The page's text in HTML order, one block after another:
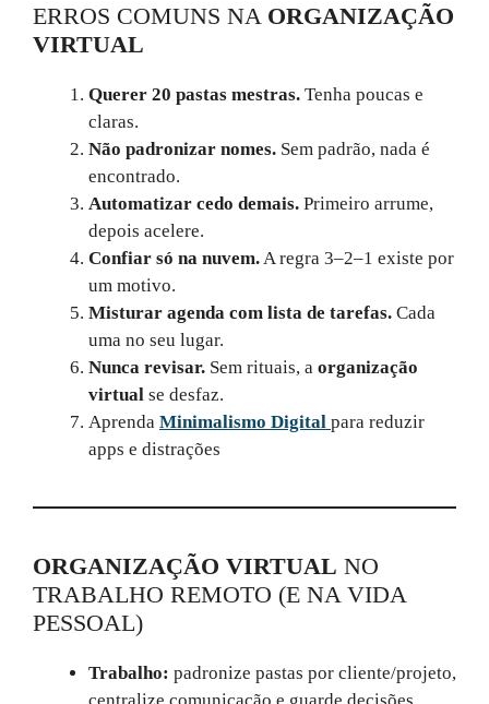
ERROS COMUNS NA ORGANIZAÇÃO
VIRTUAL
Querer 20 pastas mestras. Tenha poucas e
claras.
Não padronizar nomes. Sem padrão, nada é
encontrado.
Automatizar cedo demais. Primeiro arrume,
depois acelere.
Confiar só na nuvem.A regra 3–2–1 existe por
um motivo.
Misturar agenda com lista de tarefas. Cada
uma no seu lugar.
Nunca revisar. Sem rituais, a organização
virtual se desfaz.
Aprenda Minimalismo Digital para reduzir
apps e distrações
ORGANIZAÇÃO VIRTUAL NO
TRABALHO REMOTO (E NA VIDA
PESSOAL)
Trabalho: padronize pastas por cliente/projeto,